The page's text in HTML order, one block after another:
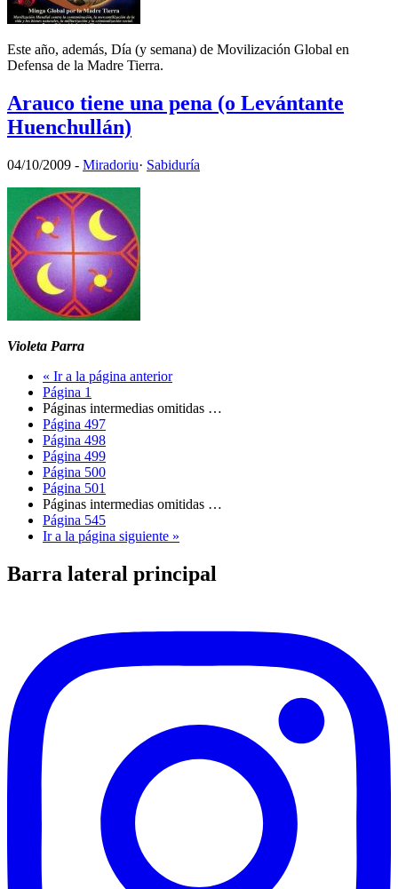
Este año, además, Día (y semana) de Movilización Global en
Defensa de la Madre Tierra.
Arauco tiene una pena (o Levántante
Huenchullán)
04/10/2009 - Miradoriu· Sabiduría
Violeta Parra
« Ir a la página anterior
Página 1
Páginas intermedias omitidas …
Página 497
Página 498
Página 499
Página 500
Página 501
Páginas intermedias omitidas …
Página 545
Ir a la página siguiente »
Barra lateral principal